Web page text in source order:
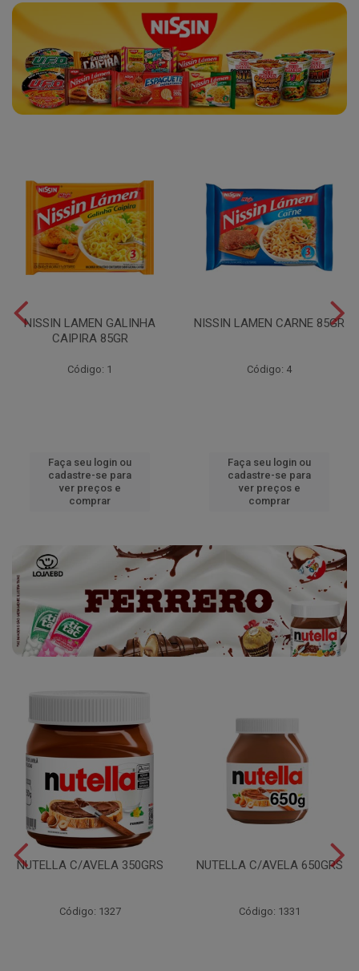
NISSIN LAMEN GALINHA
CAIPIRA 85GR
Código: 1
Faça seu login ou
cadastre-se para
ver preços e
comprar
NISSIN LAMEN CARNE 85GR
Código: 4
Faça seu login ou
cadastre-se para
ver preços e
comprar
NUTELLA C/AVELA 350GRS
Código: 1327
NUTELLA C/AVELA 650GRS
Código: 1331